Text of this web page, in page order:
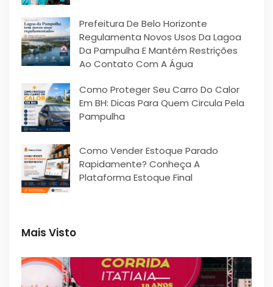
Prefeitura De Belo Horizonte
Regulamenta Novos Usos Da Lagoa
Da Pampulha E Mantém Restrições
Ao Contato Com A Água
Como Proteger Seu Carro Do Calor
Em BH: Dicas Para Quem Circula Pela
Pampulha
Como Vender Estoque Parado
Rapidamente? Conheça A
Plataforma Estoque Final
Mais Visto